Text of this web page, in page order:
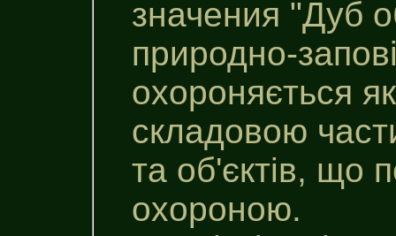
значения "Дуб
природно-
охороняється
складовою
та об'єктів, що
охороною.